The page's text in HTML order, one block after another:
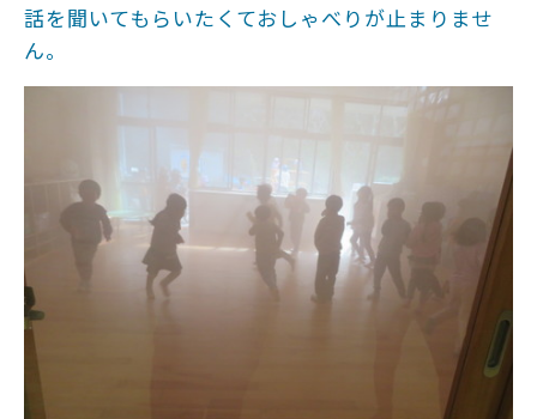
話を聞いてもらいたくておしゃべりが止まりませ
ん。